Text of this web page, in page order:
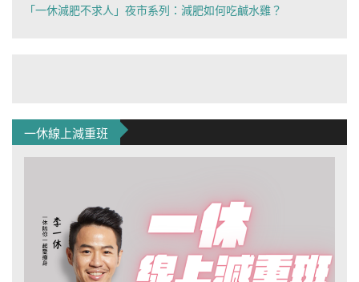
「一休減肥不求人」夜市系列：減肥如何吃鹹水雞？
一休線上減重班